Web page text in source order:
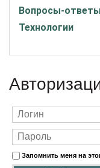
Вопросы-ответы
Технологии
Запомнить меня на